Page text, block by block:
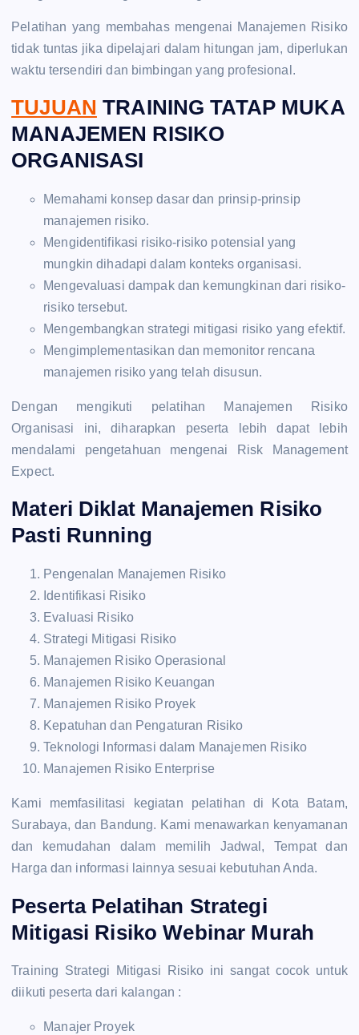
Pelatihan yang membahas mengenai Manajemen Risiko
tidak tuntas jika dipelajari dalam hitungan jam, diperlukan
waktu tersendiri dan bimbingan yang profesional.
TUJUAN TRAINING TATAP MUKA
MANAJEMEN RISIKO
ORGANISASI
Memahami konsep dasar dan prinsip-prinsip
manajemen risiko.
Mengidentifikasi risiko-risiko potensial yang
mungkin dihadapi dalam konteks organisasi.
Mengevaluasi dampak dan kemungkinan dari risiko-
risiko tersebut.
Mengembangkan strategi mitigasi risiko yang efektif.
Mengimplementasikan dan memonitor rencana
manajemen risiko yang telah disusun.
Dengan mengikuti pelatihan Manajemen Risiko
Organisasi ini, diharapkan peserta lebih dapat lebih
mendalami pengetahuan mengenai Risk Management
Expect.
Materi Diklat Manajemen Risiko
Pasti Running
Pengenalan Manajemen Risiko
Identifikasi Risiko
Evaluasi Risiko
Strategi Mitigasi Risiko
Manajemen Risiko Operasional
Manajemen Risiko Keuangan
Manajemen Risiko Proyek
Kepatuhan dan Pengaturan Risiko
Teknologi Informasi dalam Manajemen Risiko
Manajemen Risiko Enterprise
Kami memfasilitasi kegiatan pelatihan di Kota Batam,
Surabaya, dan Bandung. Kami menawarkan kenyamanan
dan kemudahan dalam memilih Jadwal, Tempat dan
Harga dan informasi lainnya sesuai kebutuhan Anda.
Peserta Pelatihan Strategi
Mitigasi Risiko Webinar Murah
Training Strategi Mitigasi Risiko ini sangat cocok untuk
diikuti peserta dari kalangan :
Manajer Proyek